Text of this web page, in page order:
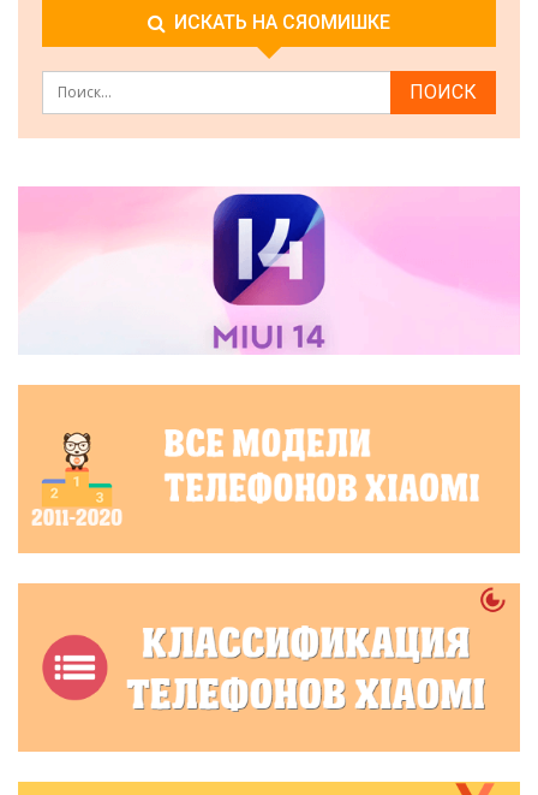
ИСКАТЬ НА СЯОМИШКЕ